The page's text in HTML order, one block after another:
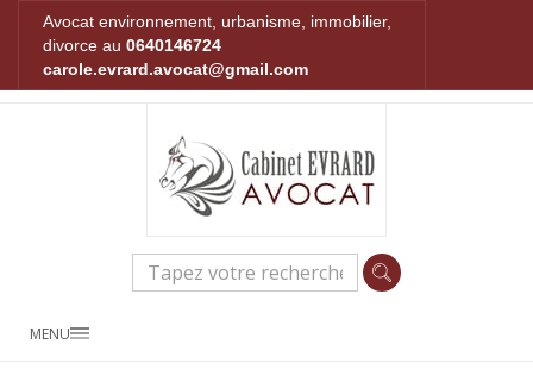
Avocat environnement, urbanisme, immobilier,
divorce au 0640146724
carole.evrard.avocat@gmail.com
MENU